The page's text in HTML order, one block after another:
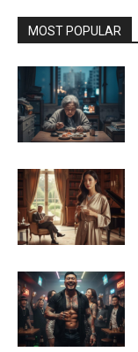
MOST POPULAR